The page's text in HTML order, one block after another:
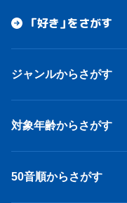
「好き」をさがす
ジャンルからさがす
対象年齢からさがす
50音順からさがす